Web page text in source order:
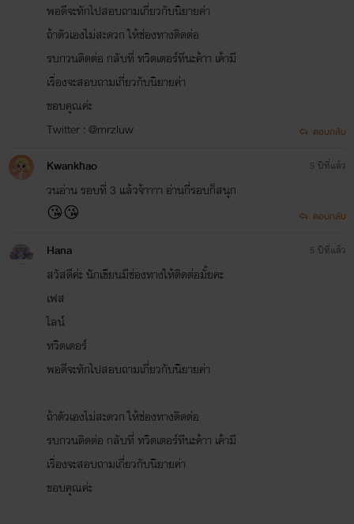
พอดีจะทักไปสอบถามเกี่ยวกับนิยายค่า
ถ้าตัวเองไม่สะดวก ให้ช่องทางติดต่อ
รบกวนติดต่อ กลับที่ ทวิตเตอร์ทีนะค้าา เค้ามี
เรื่องจะสอบถามเกี่ยวกับนิยายค่า
ขอบคุณค่ะ
Twitter : @mrzluw
ตอบกลับ
Kwankhao
วนอ่าน รอบที่ 3 แล้วจ้าาาา อ่านกี่รอบก็สนุก
😘😘
5 ปีที่แล้ว
ตอบกลับ
Hana
สวัสดีค่ะ นักเขียนมีช่องทางให้ติดต่อมั้ยคะ
เฟส
ไลน์
ทวิตเตอร์
พอดีจะทักไปสอบถามเกี่ยวกับนิยายค่า
ถ้าตัวเองไม่สะดวก ให้ช่องทางติดต่อ
รบกวนติดต่อ กลับที่ ทวิตเตอร์ทีนะค้าา เค้ามี
เรื่องจะสอบถามเกี่ยวกับนิยายค่า
ขอบคุณค่ะ
5 ปีที่แล้ว